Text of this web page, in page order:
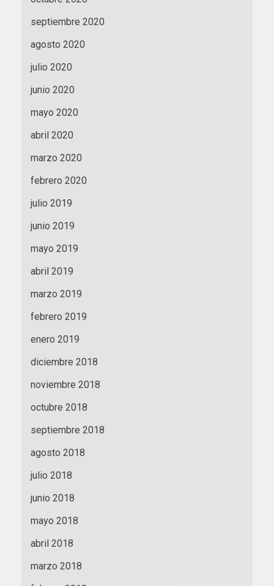
septiembre 2020
agosto 2020
julio 2020
junio 2020
mayo 2020
abril 2020
marzo 2020
febrero 2020
julio 2019
junio 2019
mayo 2019
abril 2019
marzo 2019
febrero 2019
enero 2019
diciembre 2018
noviembre 2018
octubre 2018
septiembre 2018
agosto 2018
julio 2018
junio 2018
mayo 2018
abril 2018
marzo 2018